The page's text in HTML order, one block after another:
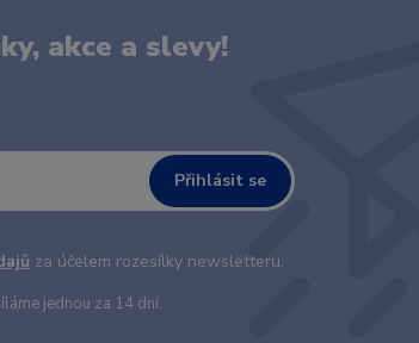
akce a slevy!
Přihlásit se
za účelem rozesílky newsletteru.
jednou za 14 dní.